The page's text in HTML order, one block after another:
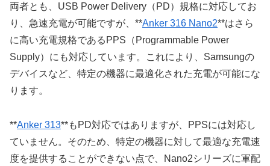
両者とも、USB Power Delivery（PD）規格に対応してお
り、急速充電が可能ですが、**Anker 316 Nano2**はさら
に高い充電規格であるPPS（Programmable Power
Supply）にも対応しています。これにより、Samsungの
デバイスなど、特定の機器に最適化された充電が可能にな
ります。
**Anker 313**もPD対応ではありますが、PPSには対応し
ていません。そのため、特定の機器に対して最適な充電速
度を提供することができない点で、Nano2シリーズに軍配